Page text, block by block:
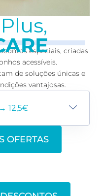
especiais, criadas
acessíveis.
de soluções únicas e
vantajosas.
12,5€
OFERTAS